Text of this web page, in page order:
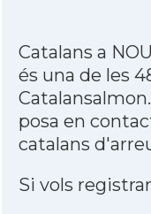
Catalans a
és una de les
posa en
catalans
Si vols